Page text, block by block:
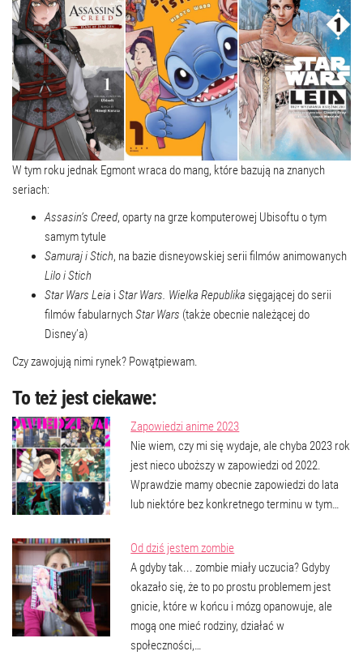
W tym roku jednak Egmont wraca do mang, które bazują na znanych
seriach:
Assasin’s Creed, oparty na grze komputerowej Ubisoftu o tym
samym tytule
Samuraj i Stich, na bazie disneyowskiej serii filmów animowanych
Lilo i Stich
Star Wars Leia i Star Wars. Wielka Republika sięgającej do serii
filmów fabularnychStar Wars (także obecnie należącej do
Disney’a)
Czy zawojują nimi rynek? Powątpiewam.
To też jest ciekawe:
Zapowiedzi anime 2023
Nie wiem, czy mi się wydaje, ale chyba 2023 rok
jest nieco uboższy w zapowiedzi od 2022.
Wprawdzie mamy obecnie zapowiedzi do lata
lub niektóre bez konkretnego terminu w tym…
Od dziś jestem zombie
A gdyby tak... zombie miały uczucia? Gdyby
okazało się, że to po prostu problemem jest
gnicie, które w końcu i mózg opanowuje, ale
mogą one mieć rodziny, działać w
społeczności,…